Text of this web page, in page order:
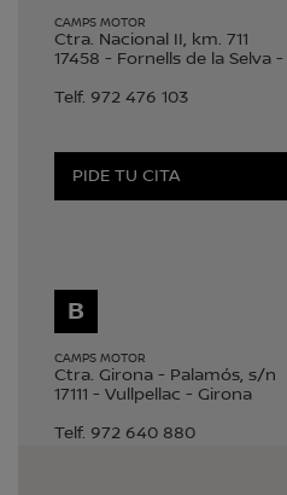
CAMPS MOTOR
Ctra. Nacional II, km. 711
17458 - Fornells de la Selva -
Telf. 972 476 103
PIDE TU CITA
B
CAMPS MOTOR
Ctra. Girona - Palamós, s/n
17111 - Vullpellac - Girona
Telf. 972 640 880